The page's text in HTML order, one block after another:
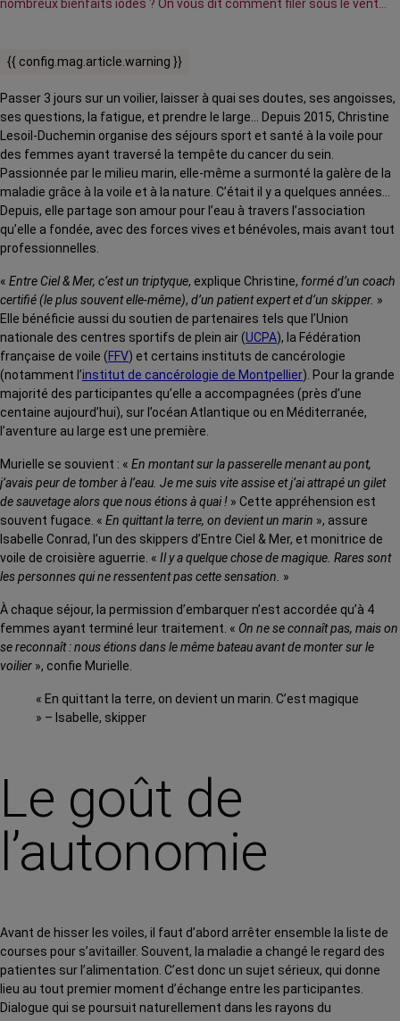
nombreux bienfaits iodés ? On vous dit comment filer sous le vent…
{{ config.mag.article.warning }}
Passer 3 jours sur un voilier, laisser à quai ses doutes, ses angoisses,
ses questions, la fatigue, et prendre le large… Depuis 2015, Christine
Lesoil-Duchemin organise des séjours sport et santé à la voile pour
des femmes ayant traversé la tempête du cancer du sein.
Passionnée par le milieu marin, elle-même a surmonté la galère de la
maladie grâce à la voile et à la nature. C’était il y a quelques années…
Depuis, elle partage son amour pour l’eau à travers l’association
qu’elle a fondée, avec des forces vives et bénévoles, mais avant tout
professionnelles.
« Entre Ciel & Mer, c’est un triptyque, explique Christine, formé d’un coach
certifié(le plus souvent elle-même), d’un patient expert et d’un skipper. »
Elle bénéficie aussi du soutien de partenaires tels que l’Union
nationale des centres sportifs de plein air (UCPA), la Fédération
française de voile (FFV) et certains instituts de cancérologie
(notamment l’institut de cancérologie de Montpellier). Pour la grande
majorité des participantes qu’elle a accompagnées (près d’une
centaine aujourd’hui), sur l’océan Atlantique ou en Méditerranée,
l’aventure au large est une première.
Murielle se souvient : « En montant sur la passerelle menant au pont,
j’avais peur de tomber à l’eau. Je me suis vite assise et j’ai attrapé un gilet
de sauvetage alors que nous étions à quai ! » Cette appréhension est
souvent fugace. « En quittant la terre, on devient un marin », assure
Isabelle Conrad, l’un des skippers d’Entre Ciel & Mer, et monitrice de
voile de croisière aguerrie. « Il y a quelque chose de magique. Rares sont
les personnes qui ne ressentent pas cette sensation. »
À chaque séjour, la permission d’embarquer n’est accordée qu’à 4
femmes ayant terminé leur traitement. « On ne se connaît pas, mais on
se reconnaît : nous étions dans le même bateau avant de monter sur le
voilier », confie Murielle.
« En quittant la terre, on devient un marin. C’est magique
» – Isabelle, skipper
Le goût de
l’autonomie
Avant de hisser les voiles, il faut d’abord arrêter ensemble la liste de
courses pour s’avitailler. Souvent, la maladie a changé le regard des
patientes sur l’alimentation. C’est donc un sujet sérieux, qui donne
lieu au tout premier moment d’échange entre les participantes.
Dialogue qui se poursuit naturellement dans les rayons du